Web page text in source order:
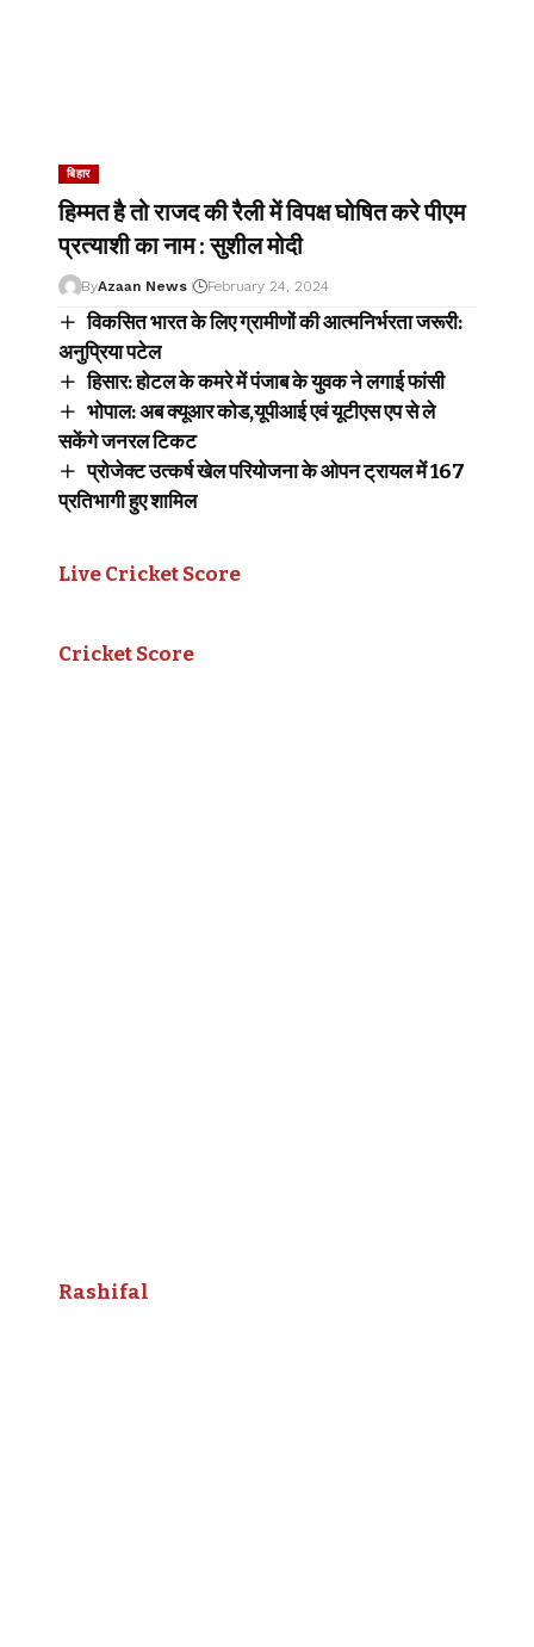
बिहार
हिम्मत है तो राजद की रैली में विपक्ष घोषित करे पीएम
प्रत्याशी का नाम : सुशील मोदी
ByAzaan News February 24, 2024
विकसित भारत के लिए ग्रामीणों की आत्मनिर्भरता जरूरी:
अनुप्रिया पटेल
हिसार: होटल के कमरे में पंजाब के युवक ने लगाई फांसी
भोपाल: अब क्यूआर कोड,यूपीआई एवं यूटीएस एप से ले
सकेंगे जनरल टिकट
प्रोजेक्ट उत्कर्ष खेल परियोजना के ओपन ट्रायल में 167
प्रतिभागी हुए शामिल
Live Cricket Score
Cricket Score
Rashifal